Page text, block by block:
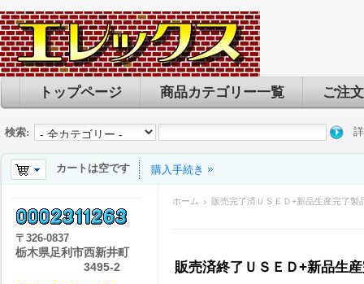
トップページ 商品カテゴリー一覧 ご注
検索:
カートは空です 購入手続き
ホーム 販売完了済ＵＳＥＤ+新品生産完了製
販売済終了ＵＳＥＤ+新品生
〒 326-0837
栃木県足利市西新井町
3495-2